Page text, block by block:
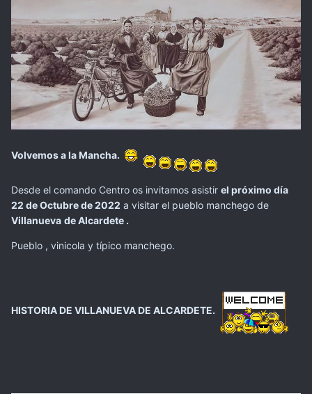
Volvemos a la Mancha.
Desde el comando Centro os invitamos asistir el próximo día
22 de Octubre de 2022 a visitar el pueblo manchego de
Villanueva de Alcardete .
Pueblo , vinicola y típico manchego.
HISTORIA DE VILLANUEVA DE ALCARDETE.